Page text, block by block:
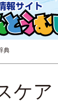
典
ケア